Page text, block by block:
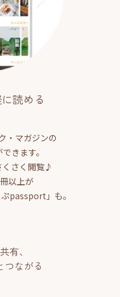
読める
・マガジンの
きます。
くさく閲覧♪
以上が
passport」も。
有、
ながる